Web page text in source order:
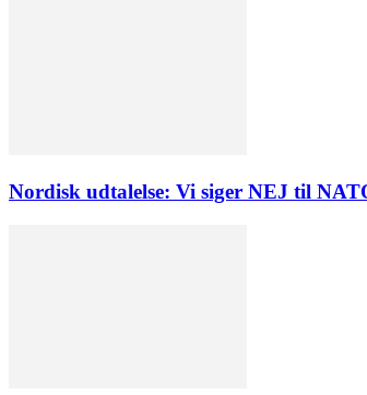
Nordisk udtalelse: Vi siger NEJ til